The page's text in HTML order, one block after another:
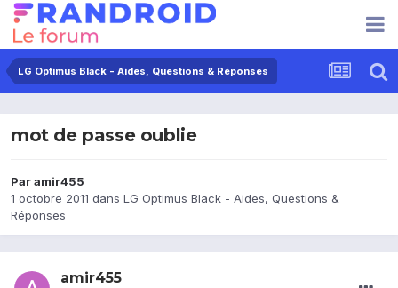
LG Optimus Black - Aides, Questions & Réponses
mot de passe oublie
Paramir455
1 octobre 2011 dans LG Optimus Black - Aides, Questions &
Réponses
amir455